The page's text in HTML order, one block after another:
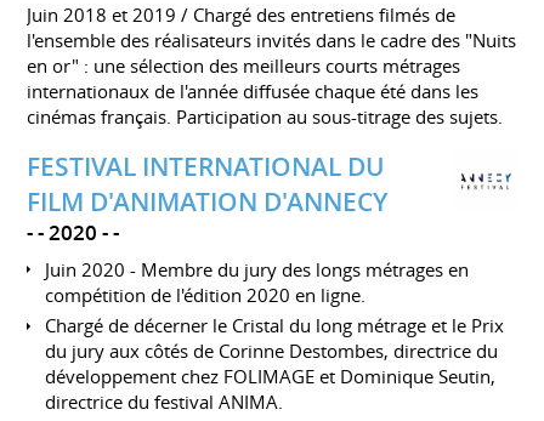
Juin 2018 et 2019 / Chargé des entretiens filmés de
l'ensemble des réalisateurs invités dans le cadre des "Nuits
en or" : une sélection des meilleurs courts métrages
internationaux de l'année diffusée chaque été dans les
cinémas français. Participation au sous-titrage des sujets.
FESTIVAL INTERNATIONAL DU
FILM D'ANIMATION D'ANNECY
- 2020 -
Juin 2020 - Membre du jury des longs métrages en
compétition de l'édition 2020 en ligne.
Chargé de décerner le Cristal du long métrage et le Prix
du jury aux côtés de Corinne Destombes, directrice du
développement chez FOLIMAGE et Dominique Seutin,
directrice du festival ANIMA.